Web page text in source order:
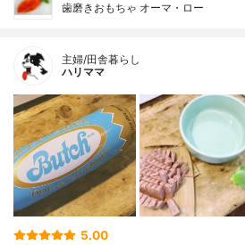
歯磨きおもちゃ オーマ・ロー
主婦/田舎暮らし
ハリママ
5.00